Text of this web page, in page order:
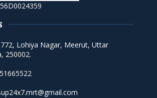
Lohiya Nagar, Meerut, Uttar
250002.